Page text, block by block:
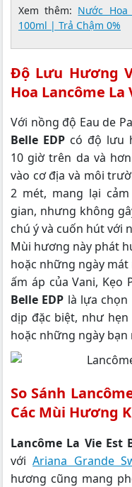
Xem thêm: Nước
100ml | Trả Chậm 0%
Độ Lưu Hương
Hoa Lancôme La
Với nồng độ Eau de
Belle EDP có độ lưu
10 giờ trên da và
vào cơ địa và môi
2 mét, mang lại
gian, nhưng không
chú ý và cuốn hút với
Mùi hương này phát
hoặc những ngày
ấm áp của Vani, Kẹo
Belle EDP là lựa
dịp đặc biệt, như
hoặc những ngày
So Sánh
Các Mùi Hương
Lancôme La Vie Est
vớiAriana Grande
hương cũng mang